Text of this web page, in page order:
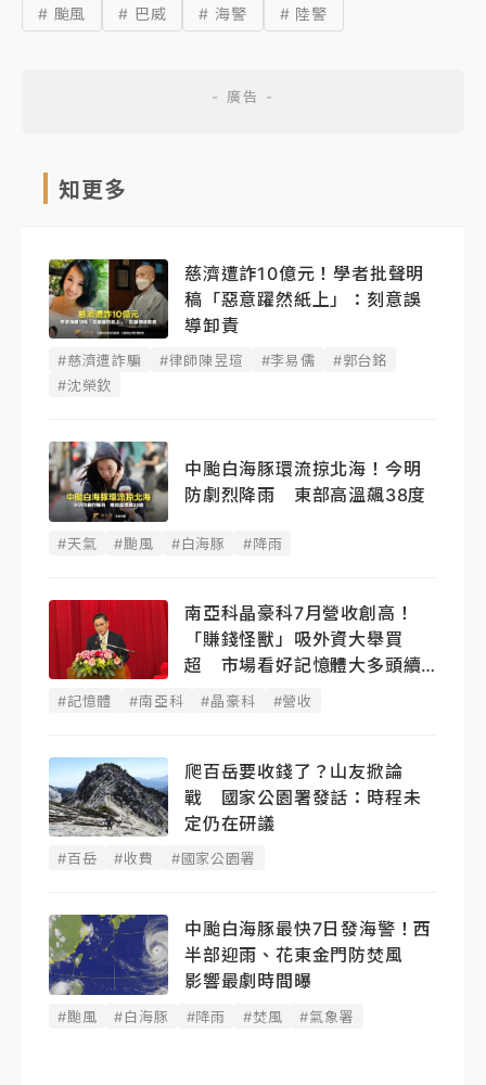
# 颱風 # 巴威 # 海警 # 陸警
知更多
慈濟遭詐10億元！學者批聲明
稿「惡意躍然紙上」：刻意誤
導卸責
#慈濟遭詐騙 #律師陳昱瑄 #李易儒
#郭台銘
#沈榮欽
中颱白海豚環流掠北海！今明
防劇烈降雨 東部高溫飆38度
#天氣 #颱風 #白海豚 #降雨
南亞科晶豪科7月營收創高！
「賺錢怪獸」吸外資大舉買
超 市場看好記憶體大多頭續
#記憶體 #南亞科 #晶豪科 #營收
爬百岳要收錢了？山友掀論
戰 國家公園署發話：時程未
定仍在研議
#百岳 #收費 #國家公園署
中颱白海豚最快7日發海警！西
半部迎雨、花東金門防焚風
影響最劇時間曝
#颱風 #白海豚 #降雨 #焚風 #氣象署